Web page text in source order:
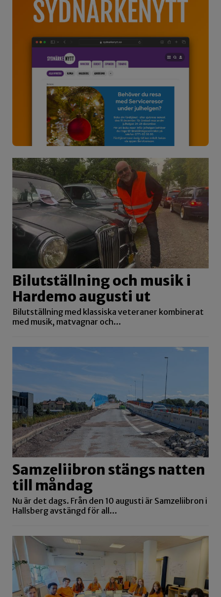
Bilutställning och musik i
Hardemo augusti ut
Bilutställning med klassiska veteraner kombinerat
med musik, matvagnar och…
Samzeliibron stängs natten
till måndag
Nu är det dags. Från den 10 augusti är Samzeliibron i
Hallsberg avstängd för all…